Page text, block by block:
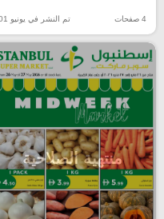
4 صفحات تم النشر في يونيو 01
منتهية الصلاحية